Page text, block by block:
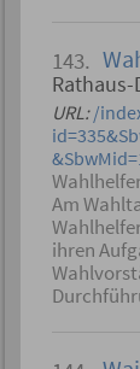
143.
URL: /
Am
ihren